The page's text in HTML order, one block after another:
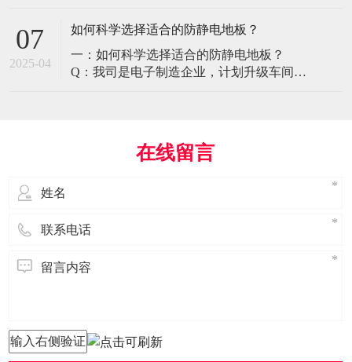
环境特殊性对防静电地板提出了前所未有
疗影像环境的特殊需求 电磁兼容性要求 •
MRI室需完全无磁：磁化率<0.001（
07
2025-04
如何科学选择适合的防静电地板？
一：如何科学选择适合的防静电地板？
Q：我司是电子制造企业，计划升级车间地
用场景、技术指标及长期维护成本综合考
量。作为深耕行业多年的广东立品地板科
在线留言